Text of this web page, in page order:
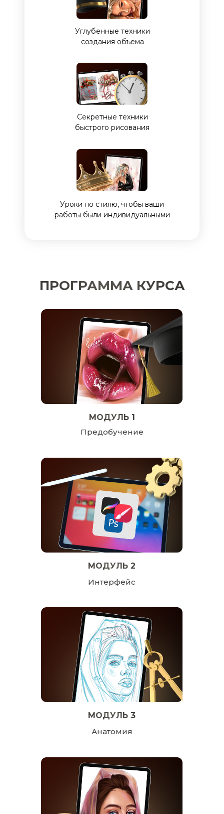
Секретные техники
быстрого рисования
Уроки по стилю, чтобы ваши
работы были индивидуальными
Углубенные техники
создания объема
ПРОГРАММА КУРСА
МОДУЛЬ 1
МОДУЛЬ 2
МОДУЛЬ 3
Предобучение
Интерфейс
Анатомия